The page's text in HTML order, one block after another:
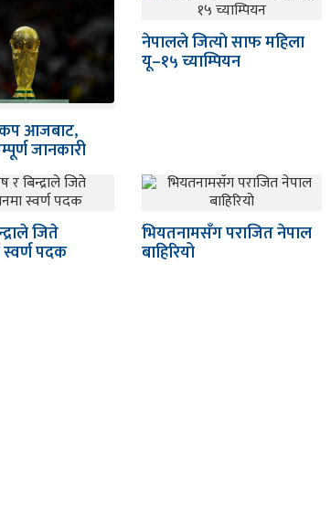
आजबाट,
जानकारी
नेपालले जित्याे साफ महिला
यू–१५ च्याम्पियन
जिते
स्वर्ण पदक
भियतनामसँग पराजित नेपाल
बाहिरियो